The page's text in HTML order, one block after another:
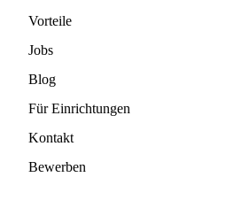
Vorteile
Jobs
Blog
Für Einrichtungen
Kontakt
Bewerben